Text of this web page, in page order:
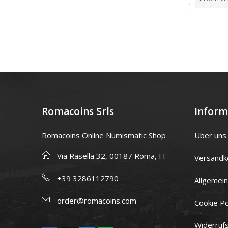
Romacoins Srls
Romacoins Online Numismatic Shop
Via Rasella 32, 00187 Roma, IT
+39 3286112790
order@romacoins.com
Über uns
Cookie